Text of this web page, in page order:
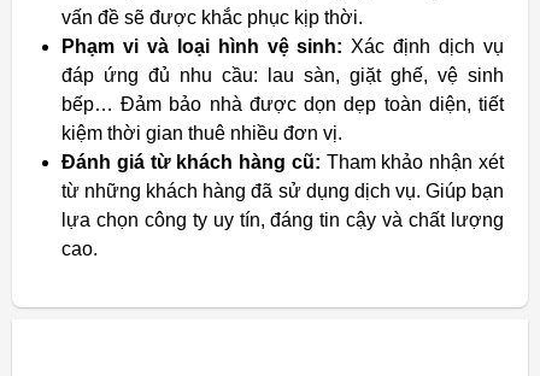
vấn đề sẽ được khắc phục kịp thời.
Phạm vi và loại hình vệ sinh: Xác định dịch vụ
đáp ứng đủ nhu cầu: lau sàn, giặt ghế, vệ sinh
bếp… Đảm bảo nhà được dọn dẹp toàn diện, tiết
kiệm thời gian thuê nhiều đơn vị.
Đánh giá từ khách hàng cũ: Tham khảo nhận xét
từ những khách hàng đã sử dụng dịch vụ. Giúp bạn
lựa chọn công ty uy tín, đáng tin cậy và chất lượng
cao.